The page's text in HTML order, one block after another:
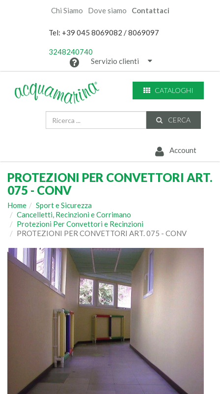
Chi Siamo Dove siamo Contattaci
Tel: +39 045 8069082 / 8069097
3248240740
Servizio clienti
CATALOGHI
CERCA
Account
PROTEZIONI PER CONVETTORI ART.
075 - CONV
Home
Sport e Sicurezza
Cancelletti, Recinzioni e Corrimano
Protezioni Per Convettori e Recinzioni
PROTEZIONI PER CONVETTORI ART. 075 - CONV